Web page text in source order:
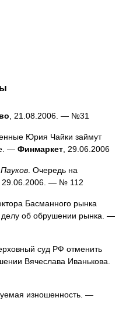
, 21.08.2006. — №31
Юрия Чайки займут
— Финмаркет , 29.06.2006
. Очередь на
, 29.06.2006. — № 112
Басманного рынка
об обрушении рынка. —
суд РФ отменить
Вячеслава Иванькова.
изношенность. —